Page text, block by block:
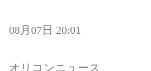
08月07日 20:01
オリコンニュース